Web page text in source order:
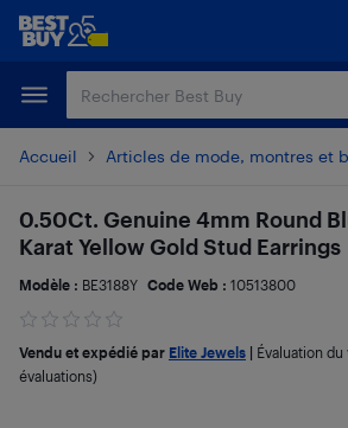
Passer
principal
Passer
Accueil Articles de mode, montres et
0.50Ct. Genuine 4mm Round
Karat Yellow Gold Stud Earrings
Modèle : BE3188Y Code Web : 10513800
Vendu et expédié par Elite Jewels Évaluation
évaluations)